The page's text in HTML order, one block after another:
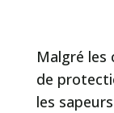
Malgré les
de
les